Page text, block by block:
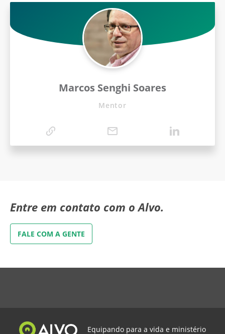
Marcos Senghi Soares
Mentor
Formado em Letras pelo Centro Universitário
Claretiano de Batatais. Graduado Internacional
pelo Haggai Institute (Maui/HI, EUA – 2005).
Mestrado em Ministérios Cristãos no SBPV
Fazendo Discípulos
Bíblia Simples
formação de equipes, gestão de projetos e
comunicação. É membro da PIB Piracicaba/SP,
Casado com Léia Soares e pai de Carolina e
Entre em contato com o Alvo.
FALE COM A GENTE
Equipando para a vida e ministério